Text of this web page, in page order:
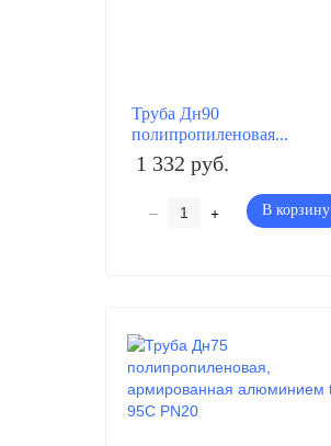
Труба Дн90
полипропиленовая...
1 332 руб.
– + В корзину